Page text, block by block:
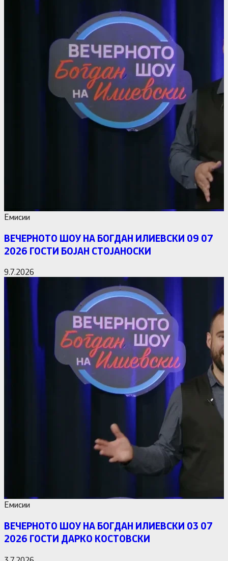
Емисии
ВЕЧЕРНОТО ШОУ НА БОГДАН ИЛИЕВСКИ 09 07
2026 ГОСТИ БОЈАН СТОЈАНОСКИ
9.7.2026
Емисии
ВЕЧЕРНОТО ШОУ НА БОГДАН ИЛИЕВСКИ 03 07
2026 ГОСТИ ДАРКО КОСТОВСКИ